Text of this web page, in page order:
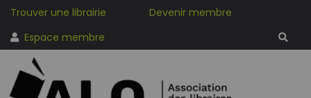
Trouver une librairie
Devenir membre
Espace membre